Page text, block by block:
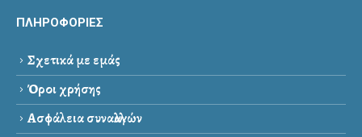
ΠΛΗΡΟΦΟΡΙΕΣ
Σχετικά με εμάς
Όροι χρήσης
Ασφάλεια συναλλαγών